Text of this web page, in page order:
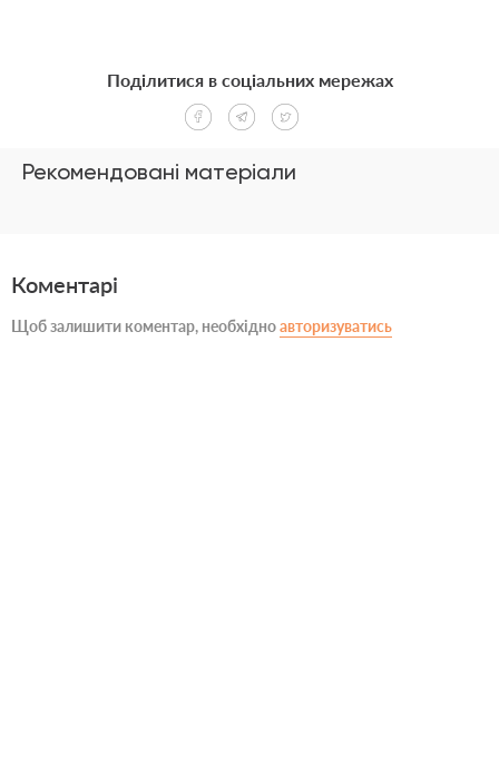
Рекомендовані матеріали
Поділитися в соціальних мережах
Коментарі
Щоб залишити коментар, необхідноавторизуватись